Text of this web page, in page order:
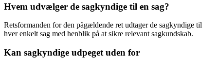
Hvem udvælger de sagkyndige til en sag?
Retsformanden for den pågældende ret udtager de sagkyndige til
hver enkelt sag med henblik på at sikre relevant sagkundskab.
Kan sagkyndige udpeget uden for